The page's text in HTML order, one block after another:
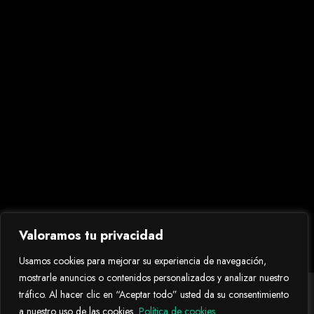
Valoramos tu privacidad
Usamos cookies para mejorar su experiencia de navegación,
mostrarle anuncios o contenidos personalizados y analizar nuestro
tráfico. Al hacer clic en “Aceptar todo” usted da su consentimiento
a nuestro uso de las cookies. Política de cookies
Política de Cookies